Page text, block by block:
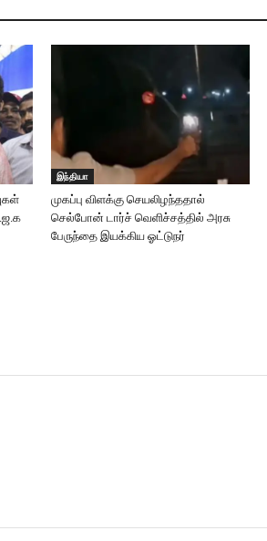
இந்தியா
முகப்பு விளக்கு செயலிழந்ததால்
செல்போன் டார்ச் வெளிச்சத்தில் அரசு
பேருந்தை இயக்கிய ஓட்டுநர்